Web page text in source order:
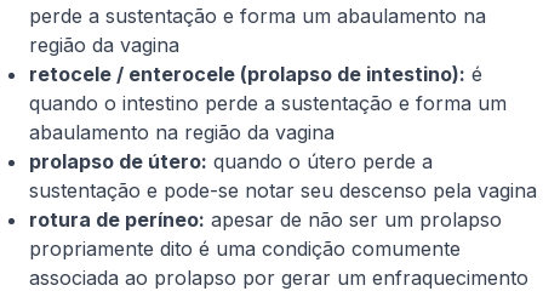
perde a sustentação e forma um abaulamento na
região da vagina
retocele / enterocele (prolapso de intestino): é
quando o intestino perde a sustentação e forma um
abaulamento na região da vagina
prolapso de útero: quando o útero perde a
sustentação e pode-se notar seu descenso pela vagina
rotura de períneo: apesar de não ser um prolapso
propriamente dito é uma condição comumente
associada ao prolapso por gerar um enfraquecimento